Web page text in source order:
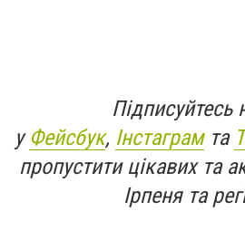
Підписуйтесь
у Фейсбук, Інстаграмта
пропустити цікавих та
Ірпеня та